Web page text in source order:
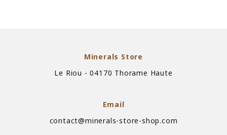
Minerals Store
Le Riou - 04170 Thorame Haute
Email
contact@minerals-store-shop.com